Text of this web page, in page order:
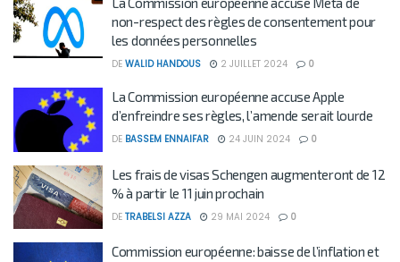
non-respect des règles de consentement pour
les données personnelles
DE WALID HANDOUS 2 JUILLET 2024 0
La Commission européenne accuse Apple
d’enfreindre ses règles, l’amende serait lourde
DE BASSEM ENNAIFAR 24 JUIN 2024 0
Les frais de visas Schengen augmenteront de 12
% à partir le 11 juin prochain
DE TRABELSI AZZA 29 MAI 2024 0
Commission européenne: baisse de l’inflation et